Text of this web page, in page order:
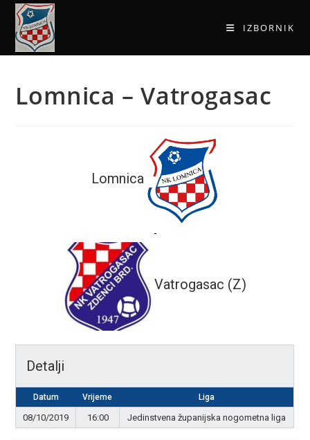
IZBORNIK
Lomnica – Vatrogasac
Lomnica
-
Vatrogasac (Z)
Detalji
Datum Vrijeme Liga
08/10/2019 16:00 Jedinstvena županijska nogometna liga